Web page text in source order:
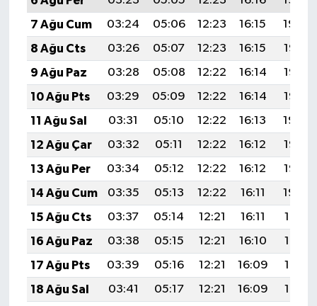
7 Ağu Cum
03:24 05:06 12:23 16:15
19:29
8 Ağu Cts
03:26 05:07 12:23 16:15
19:28
9 Ağu Paz
03:28 05:08 12:22 16:14
19:27
10 Ağu Pts
03:29 05:09 12:22 16:14
19:25
11 Ağu Sal
03:31 05:10 12:22 16:13
19:24
12 Ağu Çar
03:32 05:11 12:22 16:12
19:23
13 Ağu Per
03:34 05:12 12:22 16:12
19:22
14 Ağu Cum
03:35 05:13 12:22 16:11
19:20
15 Ağu Cts
03:37 05:14 12:21 16:11
19:19
16 Ağu Paz
03:38 05:15 12:21 16:10
19:17
17 Ağu Pts
03:39 05:16 12:21 16:09
19:16
18 Ağu Sal
03:41 05:17 12:21 16:09
19:15